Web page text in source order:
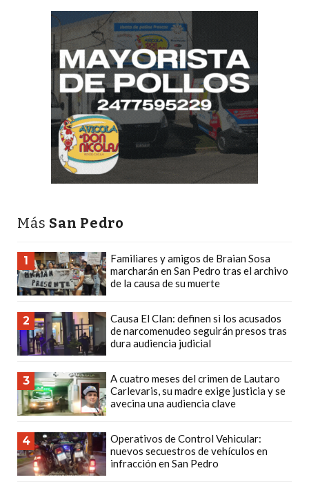
WHATSAPP
TIENDA
GRATIS
ARGENTINA:
CHANGUITO.COM.AR
OTRAS
DE
POR
WHATSAPP
CÓMO
RECIBIR
PEDIDOS
DE
POR
WHATSAPP:
LA
GUÍA
DEFINITIVA
PARA
Más San Pedro
1
Familiares y amigos de Braian Sosa
marcharán en San Pedro tras el archivo
de la causa de su muerte
2
Causa El Clan: definen si los acusados
de narcomenudeo seguirán presos tras
dura audiencia judicial
3
A cuatro meses del crimen de Lautaro
Carlevaris, su madre exige justicia y se
avecina una audiencia clave
4
Operativos de Control Vehicular:
nuevos secuestros de vehículos en
infracción en San Pedro